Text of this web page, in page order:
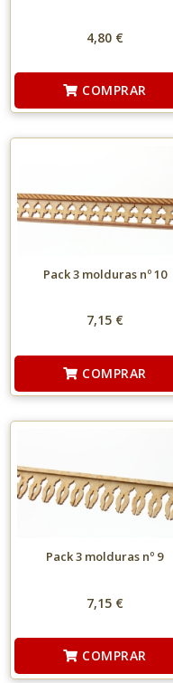
4,80 €
COMPRAR
Pack 3 molduras nº 10
7,15 €
COMPRAR
Pack 3 molduras nº 9
7,15 €
COMPRAR